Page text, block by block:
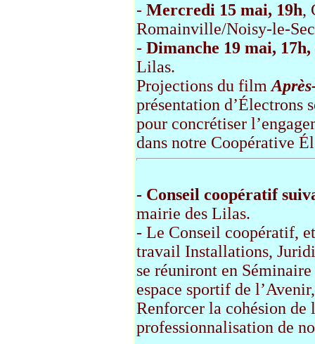
- Mercredi 15 mai, 19h,
Romainville/Noisy-le-
- Dimanche 19 mai, 17h,
Lilas.
Projections du film
présentation d’Électrons
pour concrétiser
dans notre Coopérative É
- Conseil coopératif
mairie des Lilas.
- Le Conseil coopératif,
travail Installations,
se réuniront en
espace sportif de
Renforcer la cohésion de
professionnalisation de